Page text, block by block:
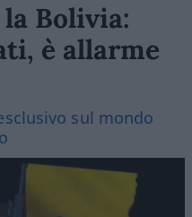
la Bolivia:
è allarme
sul mondo